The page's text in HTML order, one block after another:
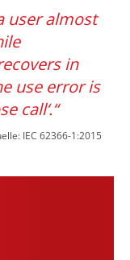
user almost
in
use error is
call‘.“
IEC 62366-1:2015